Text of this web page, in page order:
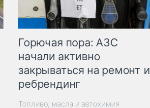
Горючая пора: АЗС
начали активно
закрываться на ремонт и
ребрендинг
Топливо, масла и автохимия